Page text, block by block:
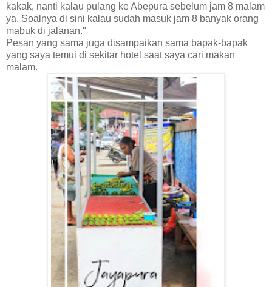
kakak, nanti kalau pulang ke Abepura sebelum jam 8 malam
ya. Soalnya di sini kalau sudah masuk jam 8 banyak orang
mabuk di jalanan."
Pesan yang sama juga disampaikan sama bapak-bapak
yang saya temui di sekitar hotel saat saya cari makan
malam.